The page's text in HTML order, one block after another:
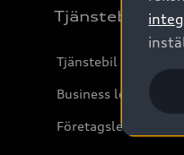
Tjänstebil
Tjänstebil
Business lease online
Företagsleasing